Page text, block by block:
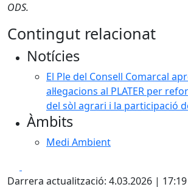
ODS.
Contingut relacionat
Notícies
El Ple del Consell Comarcal
al·legacions al PLATER per
del sòl agrari i la participació
Àmbits
Medi Ambient
Darrera actualització: 4.03.2026 | 17:19